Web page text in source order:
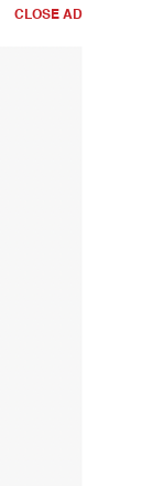
CLOSE AD